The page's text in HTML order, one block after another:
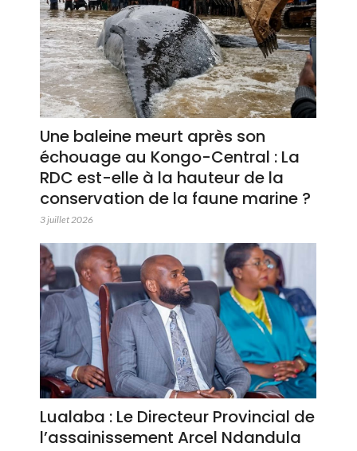
Une baleine meurt après son
échouage au Kongo-Central : La
RDC est-elle à la hauteur de la
conservation de la faune marine ?
3 juillet 2026
Lualaba : Le Directeur Provincial de
l’assainissement Arcel Ndandula